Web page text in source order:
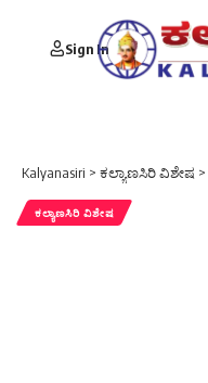
Sign In
Kalyanasiri > ಕಲ್ಯಾಣಸಿರಿ ವಿಶೇಷ >
ಕಲ್ಯಾಣಸಿರಿ ವಿಶೇಷ